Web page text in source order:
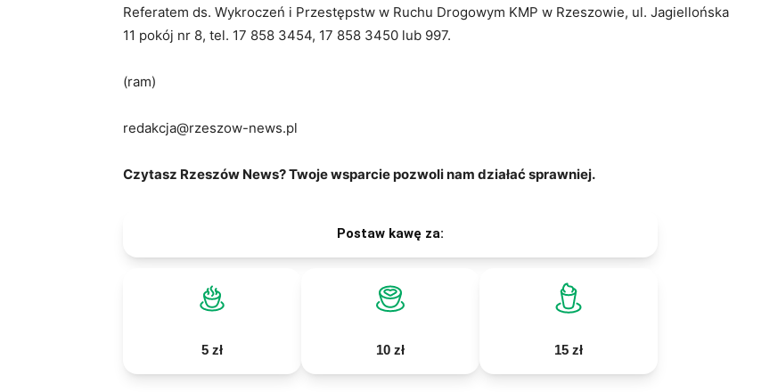
Referatem ds. Wykroczeń i Przestępstw w Ruchu Drogowym KMP w Rzeszowie, ul. Jagiellońska
11 pokój nr 8, tel. 17 858 3454, 17 858 3450 lub 997.
(ram)
redakcja@rzeszow-news.pl
Czytasz Rzeszów News? Twoje wsparcie pozwoli nam działać sprawniej.
Postaw kawę za:
5 zł 10 zł 15 zł